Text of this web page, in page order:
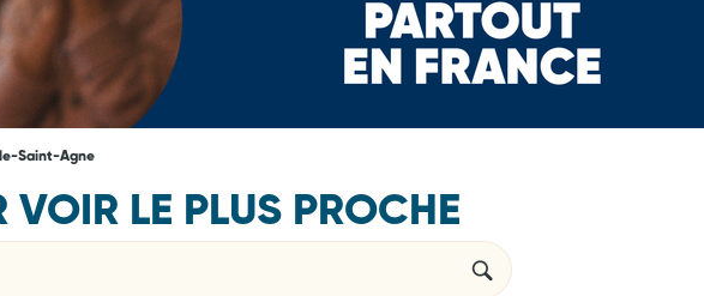
Saint-Agne
LE PLUS PROCHE